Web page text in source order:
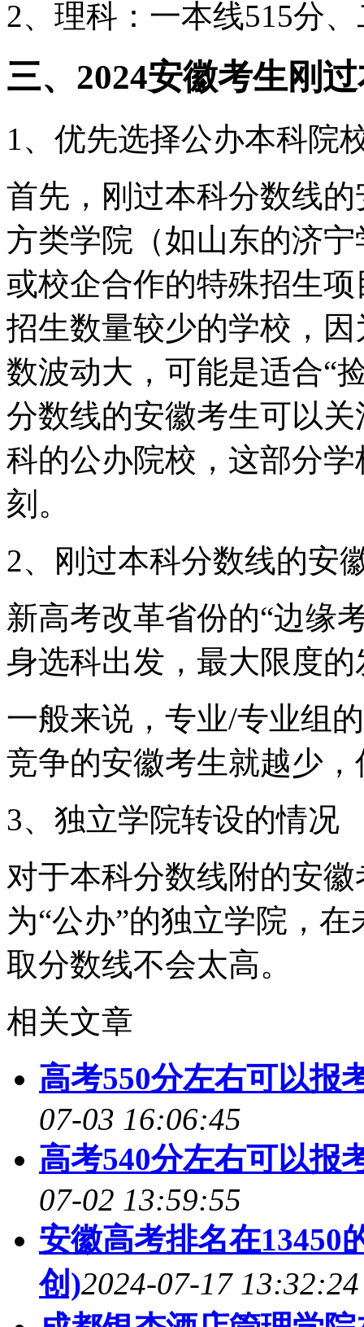
2、理科：一本线515分
三、2024安徽考生刚
1、优先选择公办本科院
首先，刚过本科分数线
方类学院（如山东的济
或校企合作的特殊招生
招生数量较少的学校，
数波动大，可能是适合“
分数线的安徽考生可以
科的公办院校，这部分
刻。
2、刚过本科分数线的安
新高考改革省份的“边缘
身选科出发，最大限度
一般来说，专业/专业组
竞争的安徽考生就越少
3、独立学院转设的情况
对于本科分数线附的安
为“公办”的独立学院，
取分数线不会太高。
相关文章
高考550分左右可以报
07-03 16:06:45
高考540分左右可以报
07-02 13:59:55
安徽高考排名在13450
创)2024-07-17 13:32:24